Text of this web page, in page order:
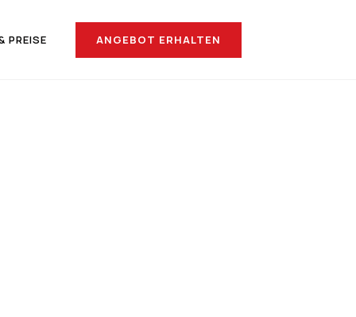
PREISE ANGEBOT ERHALTEN